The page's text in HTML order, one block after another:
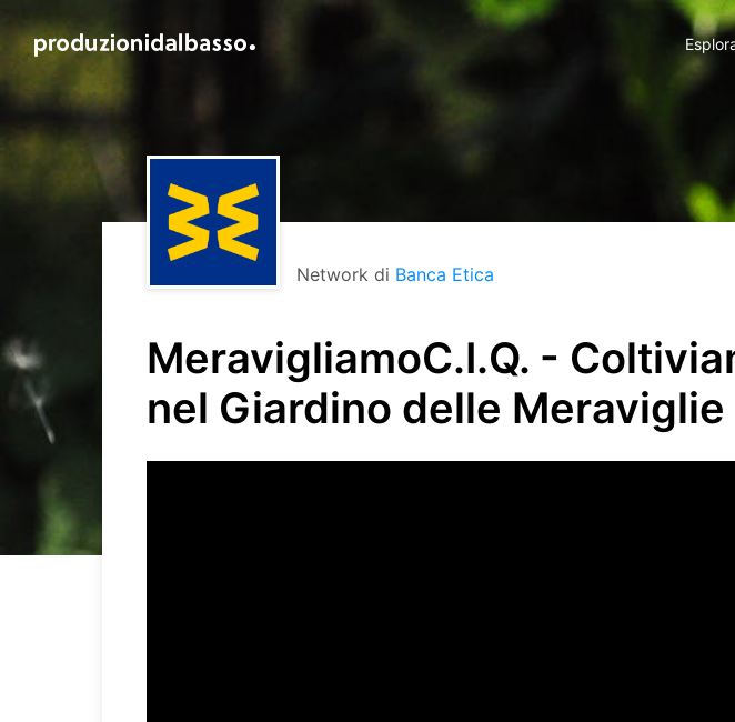
Network di Banca Etica
MeravigliamoC.I.Q. -
nel Giardino delle Meraviglie